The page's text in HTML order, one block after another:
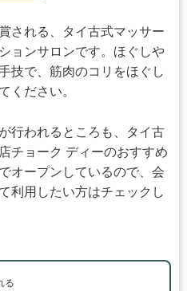
される、タイ古式マッサー
ョンサロンです。ほぐしや
技で、筋肉のコリをほぐし
ください。
行われるところも、タイ古
チョーク ディーのおすすめ
オープンしているので、会
利用したい方はチェックし
る